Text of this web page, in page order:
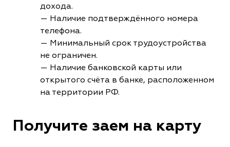
дохода.
— Наличие подтверждённого номера
телефона.
— Минимальный срок трудоустройства
не ограничен.
— Наличие банковской карты или
открытого счёта в банке, расположенном
на территории РФ.
Получите заем на карту